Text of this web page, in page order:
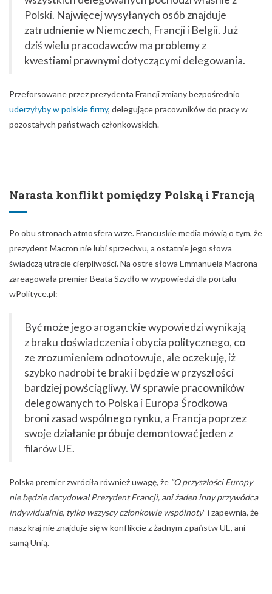
Polski. Najwięcej wysyłanych osób znajduje
zatrudnienie w Niemczech, Francji i Belgii. Już
dziś wielu pracodawców ma problemy z
kwestiami prawnymi dotyczącymi delegowania.
Przeforsowane przez prezydenta Francji zmiany bezpośrednio
uderzyłyby w polskie firmy, delegujące pracowników do pracy w
pozostałych państwach członkowskich.
Narasta konflikt pomiędzy Polską i Francją
Po obu stronach atmosfera wrze. Francuskie media mówią o tym, że
prezydent Macron nie lubi sprzeciwu, a ostatnie jego słowa
świadczą utracie cierpliwości. Na ostre słowa Emmanuela Macrona
zareagowała premier Beata Szydło w wypowiedzi dla portalu
wPolityce.pl:
Być może jego aroganckie wypowiedzi wynikają
z braku doświadczenia i obycia politycznego, co
ze zrozumieniem odnotowuje, ale oczekuję, iż
szybko nadrobi te braki i będzie w przyszłości
bardziej powściągliwy. W sprawie pracowników
delegowanych to Polska i Europa Środkowa
broni zasad wspólnego rynku, a Francja poprzez
swoje działanie próbuje demontować jeden z
filarów UE.
Polska premier zwróciła również uwagę, że “O przyszłości Europy
nie będzie decydował Prezydent Francji, ani żaden inny przywódca
indywidualnie, tylko wszyscy członkowie wspólnoty” i zapewnia, że
nasz kraj nie znajduje się w konflikcie z żadnym z państw UE, ani
samą Unią.